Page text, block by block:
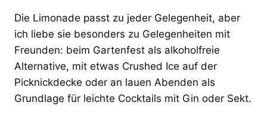
Die Limonade passt zu jeder Gelegenheit, aber
ich liebe sie besonders zu Gelegenheiten mit
Freunden: beim Gartenfest als alkoholfreie
Alternative, mit etwas Crushed Ice auf der
Picknickdecke oder an lauen Abenden als
Grundlage für leichte Cocktails mit Gin oder Sekt.